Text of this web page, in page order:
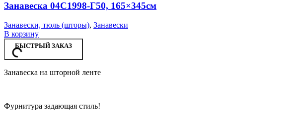
Занавеска 04С1998-Г50, 165×345см
Занавески, тюль (шторы), Занавески
В корзину
БЫСТРЫЙ ЗАКАЗ
Занавеска на шторной ленте
Фурнитура задающая стиль!